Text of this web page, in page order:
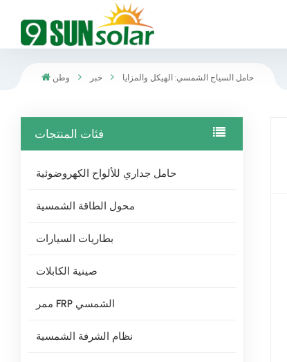
وطن خبر حامل السياج الشمسي: الهيكل والمزايا
فئات المنتجات
حامل جداري للألواح الكهروضوئية
محول الطاقة الشمسية
بطاريات السيارات
صينية الكابلات
ممر FRP الشمسي
نظام الشرفة الشمسية